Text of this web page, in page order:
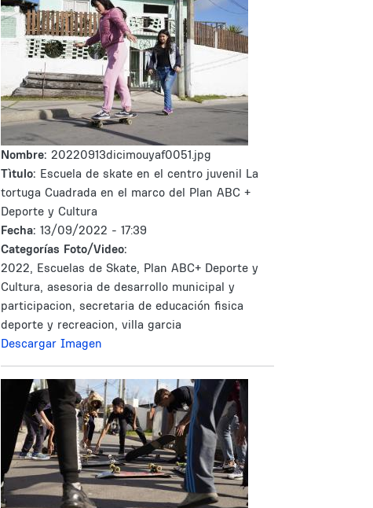
Nombre: 20220913dicimouyaf0051.jpg
Tìtulo: Escuela de skate en el centro juvenil La
tortuga Cuadrada en el marco del Plan ABC +
Deporte y Cultura
Fecha: 13/09/2022 - 17:39
Categorías Foto/Video:
2022, Escuelas de Skate, Plan ABC+ Deporte y
Cultura, asesoria de desarrollo municipal y
participacion, secretaria de educación fisica
deporte y recreacion, villa garcia
Descargar Imagen